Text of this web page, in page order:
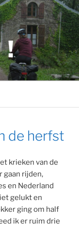
!
de herfst
krieken van de
gaan rijden,
en Nederland
gelukt en
ging om half
ik er ruim drie